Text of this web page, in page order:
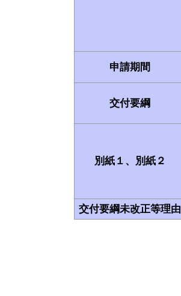
申請期間
交付要綱
別紙１、別紙２
交付要綱未改正等理由